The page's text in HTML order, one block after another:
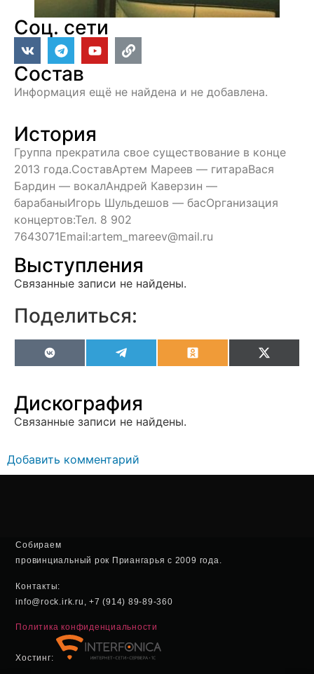
Соц. сети
Состав
Информация ещё не найдена и не добавлена.
История
Группа прекратила свое существование в конце
2013 года.СоставАртем Мареев — гитараВася
Бардин — вокалАндрей Каверзин —
барабаныИгорь Шульдешов — басОрганизация
концертов:Тел. 8 902
7643071Email:artem_mareev@mail.ru
Выступления
Связанные записи не найдены.
Поделиться:
VK OdnoklassnikiX
Дискография
Связанные записи не найдены.
Добавить комментарий
Собираем
провинциальный рок Приангарья с 2009 года.
Контакты:
info@rock.irk.ru, +7 (914) 89-89-360
Политика конфиденциальности
Хостинг: